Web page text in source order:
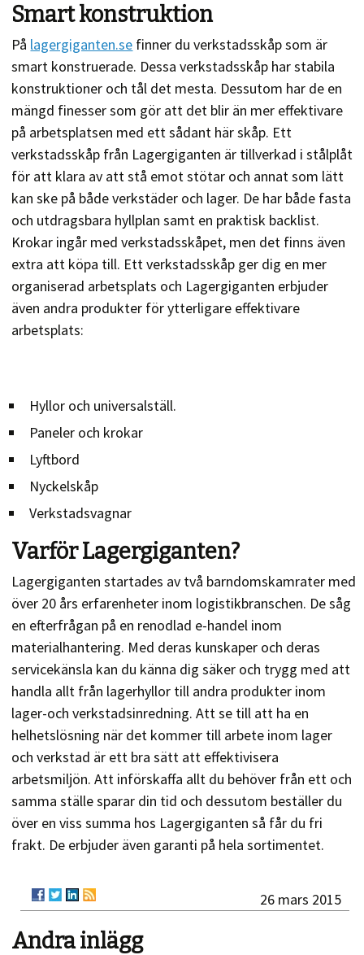
Smart konstruktion
På lagergiganten.se finner du verkstadsskåp som är
smart konstruerade. Dessa verkstadsskåp har stabila
konstruktioner och tål det mesta. Dessutom har de en
mängd finesser som gör att det blir än mer effektivare
på arbetsplatsen med ett sådant här skåp. Ett
verkstadsskåp från Lagergiganten är tillverkad i stålplåt
för att klara av att stå emot stötar och annat som lätt
kan ske på både verkstäder och lager. De har både fasta
och utdragsbara hyllplan samt en praktisk backlist.
Krokar ingår med verkstadsskåpet, men det finns även
extra att köpa till. Ett verkstadsskåp ger dig en mer
organiserad arbetsplats och Lagergiganten erbjuder
även andra produkter för ytterligare effektivare
arbetsplats:
Hyllor och universalställ.
Paneler och krokar
Lyftbord
Nyckelskåp
Verkstadsvagnar
Varför Lagergiganten?
Lagergiganten startades av två barndomskamrater med
över 20 års erfarenheter inom logistikbranschen. De såg
en efterfrågan på en renodlad e-handel inom
materialhantering. Med deras kunskaper och deras
servicekänsla kan du känna dig säker och trygg med att
handla allt från lagerhyllor till andra produkter inom
lager-och verkstadsinredning. Att se till att ha en
helhetslösning när det kommer till arbete inom lager
och verkstad är ett bra sätt att effektivisera
arbetsmiljön. Att införskaffa allt du behöver från ett och
samma ställe sparar din tid och dessutom beställer du
över en viss summa hos Lagergiganten så får du fri
frakt. De erbjuder även garanti på hela sortimentet.
26 mars 2015
Andra inlägg